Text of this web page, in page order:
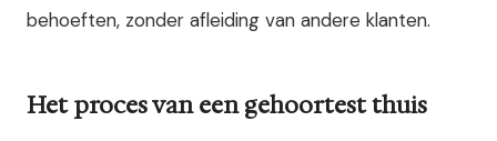
behoeften, zonder afleiding van andere klanten.
Het proces van een gehoortest thuis